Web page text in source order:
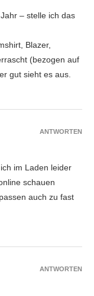
– stelle ich das
Blazer,
(bezogen auf
gut sieht es aus.
im Laden leider
schauen
auch zu fast
ANTWORTEN
ANTWORTEN